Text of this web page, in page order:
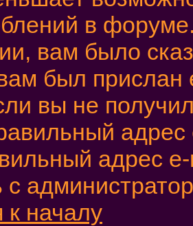
в
вам было
был прислан
вы не
адрес
с
к началу